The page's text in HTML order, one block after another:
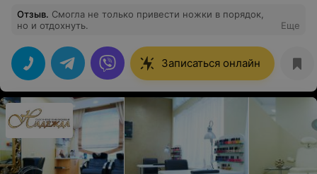
Отзыв. Смогла не только привести ножки в порядок,
но и отдохнуть.
Еще
Записаться онлайн